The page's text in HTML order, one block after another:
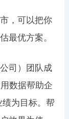
，可以把你
最优方案。
司）团队成
数据帮助企
为目标。帮